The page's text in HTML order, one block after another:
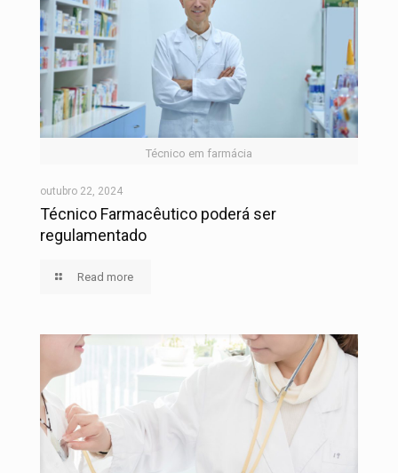
Técnico em farmácia
outubro 22, 2024
Técnico Farmacêutico poderá ser
regulamentado
Read more